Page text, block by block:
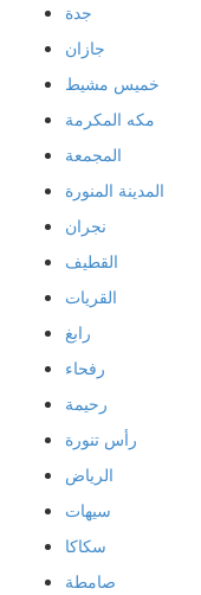
جدة
جازان
خميس مشيط
مكه المكرمة
المجمعة
المدينة المنورة
نجران
القطيف
القريات
رابغ
رفحاء
رحيمة
رأس تنورة
الرياض
سيهات
سكاكا
صامطة